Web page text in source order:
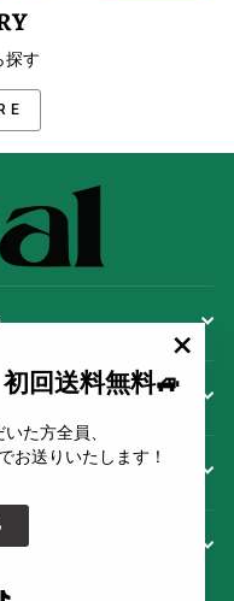
回送料無料🚙
た方全員、
お送りいたします！
探す